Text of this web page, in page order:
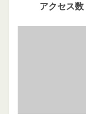
アクセス数